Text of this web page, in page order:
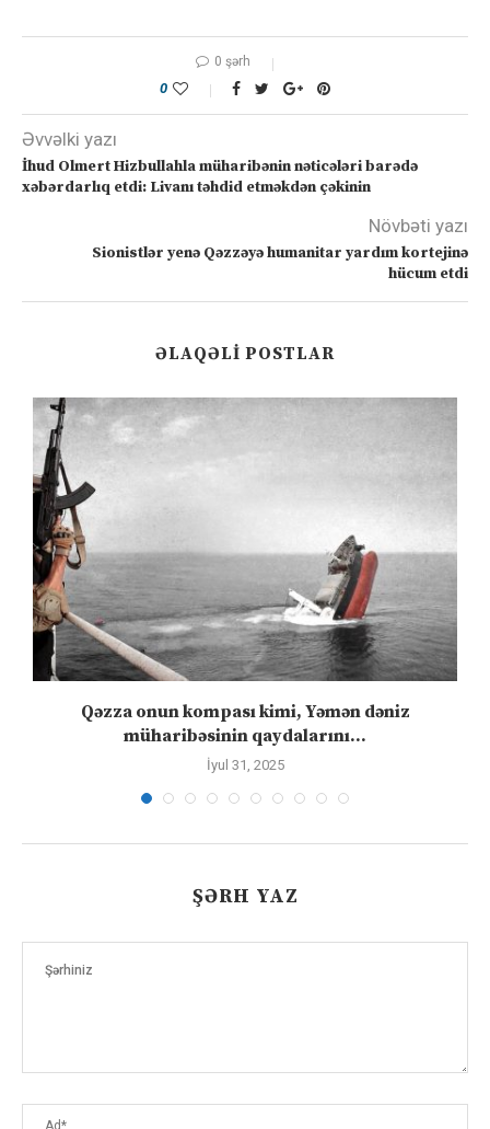
0 şərh
0
Əvvəlki yazı
İhud Olmert Hizbullahla müharibənin nəticələri barədə
xəbərdarlıq etdi: Livanı təhdid etməkdən çəkinin
Növbəti yazı
Sionistlər yenə Qəzzəyə humanitar yardım kortejinə
hücum etdi
ƏLAQƏLI POSTLAR
Qəzza onun kompası kimi, Yəmən dəniz
müharibəsinin qaydalarını...
İyul 31, 2025
ŞƏRH YAZ